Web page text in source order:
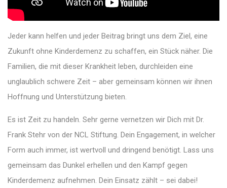
Jeder kann helfen und jeder Beitrag bringt uns dem Ziel, eine
Zukunft ohne Kinderdemenz zu schaffen, ein Stück näher. Die
Familien, die mit dieser Krankheit leben, durchleiden eine
unglaublich schwere Zeit – aber gemeinsam können wir ihnen
Hoffnung und Unterstützung bieten.
Es ist Zeit zu handeln. Sehr gerne vernetzen wir Dich mit Dr.
Frank Stehr von der NCL Stiftung. Dein Engagement, in welcher
Form auch immer, ist wertvoll und dringend benötigt. Lass uns
gemeinsam das Dunkel erhellen und den Kampf gegen
Kinderdemenz aufnehmen. Dein Einsatz zählt – sei dabei!